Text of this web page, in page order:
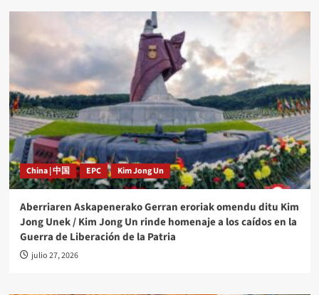
China | 中国 EPC Kim Jong Un
Aberriaren Askapenerako Gerran eroriak omendu ditu Kim
Jong Unek / Kim Jong Un rinde homenaje a los caídos en la
Guerra de Liberación de la Patria
julio 27, 2026